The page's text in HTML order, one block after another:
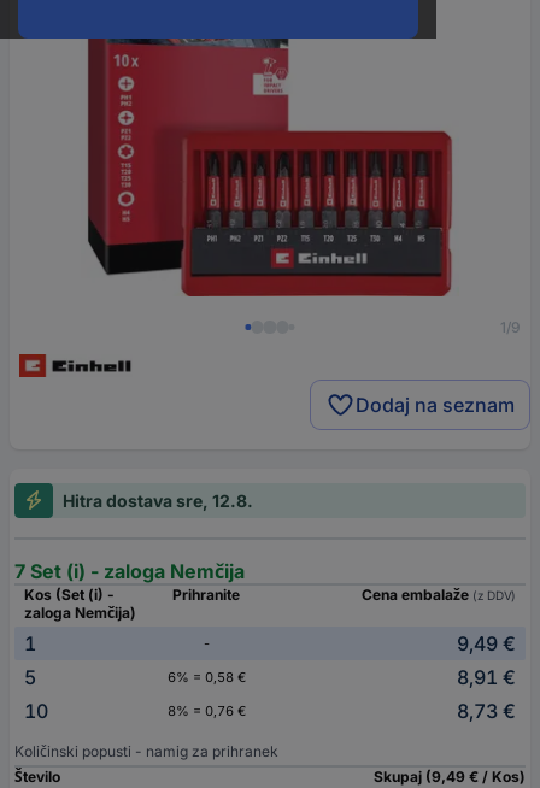
1/9
Dodaj na seznam
Hitra dostava sre, 12.8.
7 Set (i) - zaloga Nemčija
Kos (Set (i) -
zaloga Nemčija)
Prihranite Cena embalaže (z DDV)
1 -
9,49 €
5
6% = 0,58 €
8,91 €
10
8% = 0,76 € 8,73 €
Količinski popusti - namig za prihranek
Število
Skupaj (9,49 € / Kos)